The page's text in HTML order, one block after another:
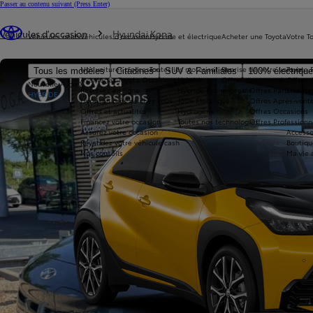
Passer au contenu suivant (Press Enter)
Véhicules neufs
Tous les modèles Citadines SUV & Familiales 100%
Nouvelle Aygo X
HYBRIDE
Véhicules d'occasion
Nos voitures d'occasion
Avantages Toyota Occasions
Réservez en ligne
Livraison près de chez vous
Offres et actualités
Financez votre occasion
Assurez votre occasion
Revendez votre véhicule cash
Nos conseils
Hybride et électrique
Toutes les motorisations
Hybride
Hydrogène
Toutes nos technologies
Acheter une Toyota
Reprise de votre voiture
Offres du moment
Offres Après-
Offres Occasions
Offres
Votre
Toyota
Offres
Ma vie
Véhicules d'occasion Hyundai Kona